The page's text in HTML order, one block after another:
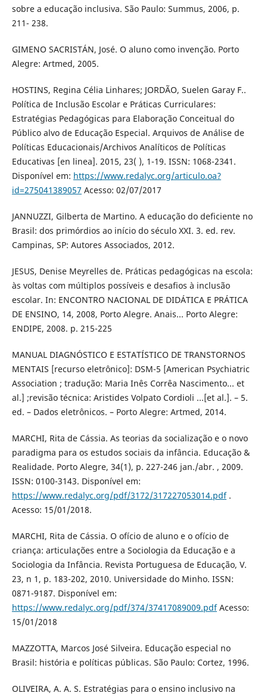
sobre a educação inclusiva. São Paulo: Summus, 2006, p.
211- 238.
GIMENO SACRISTÁN, José. O aluno como invenção. Porto
Alegre: Artmed, 2005.
HOSTINS, Regina Célia Linhares; JORDÃO, Suelen Garay F..
Política de Inclusão Escolar e Práticas Curriculares:
Estratégias Pedagógicas para Elaboração Conceitual do
Público alvo de Educação Especial. Arquivos de Análise de
Políticas Educacionais/Archivos Analíticos de Políticas
Educativas [en linea]. 2015, 23( ), 1-19. ISSN: 1068-2341.
Disponível em: https://www.redalyc.org/articulo.oa?
id=275041389057 Acesso: 02/07/2017
JANNUZZI, Gilberta de Martino. A educação do deficiente no
Brasil: dos primórdios ao início do século XXI. 3. ed. rev.
Campinas, SP: Autores Associados, 2012.
JESUS, Denise Meyrelles de. Práticas pedagógicas na escola:
às voltas com múltiplos possíveis e desafios à inclusão
escolar. In: ENCONTRO NACIONAL DE DIDÁTICA E PRÁTICA
DE ENSINO, 14, 2008, Porto Alegre. Anais... Porto Alegre:
ENDIPE, 2008. p. 215-225
MANUAL DIAGNÓSTICO E ESTATÍSTICO DE TRANSTORNOS
MENTAIS [recurso eletrônico]: DSM-5 [American Psychiatric
Association ; tradução: Maria Inês Corrêa Nascimento... et
al.] ;revisão técnica: Aristides Volpato Cordioli ...[et al.]. – 5.
ed. – Dados eletrônicos. – Porto Alegre: Artmed, 2014.
MARCHI, Rita de Cássia. As teorias da socialização e o novo
paradigma para os estudos sociais da infância. Educação &
Realidade. Porto Alegre, 34(1), p. 227-246 jan./abr. , 2009.
ISSN: 0100-3143. Disponível em:
https://www.redalyc.org/pdf/3172/317227053014.pdf.
Acesso: 15/01/2018.
MARCHI, Rita de Cássia. O ofício de aluno e o ofício de
criança: articulações entre a Sociologia da Educação e a
Sociologia da Infância. Revista Portuguesa de Educação, V.
23, n 1, p. 183-202, 2010. Universidade do Minho. ISSN:
0871-9187. Disponível em:
https://www.redalyc.org/pdf/374/37417089009.pdfAcesso:
15/01/2018
MAZZOTTA, Marcos José Silveira. Educação especial no
Brasil: história e políticas públicas. São Paulo: Cortez, 1996.
OLIVEIRA, A. A. S. Estratégias para o ensino inclusivo na